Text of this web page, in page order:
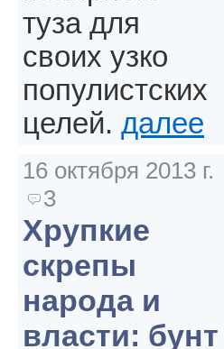
туза для
своих узко
популистских
целей. далее
16 октября 2013 г.
3
Хрупкие
скрепы
народа и
власти: бунт